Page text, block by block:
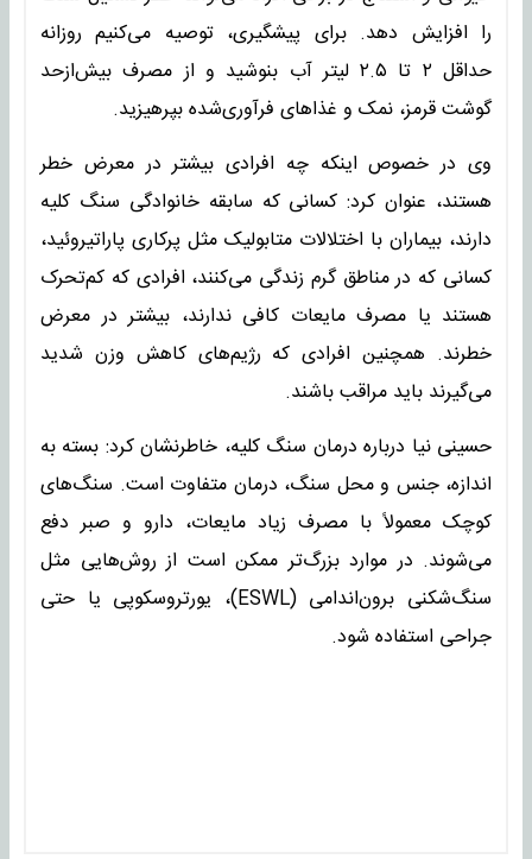
را افزایش دهد. برای پیشگیری، توصیه می‌کنیم روزانه
حداقل ۲ تا ۲.۵ لیتر آب بنوشید و از مصرف بیش‌ازحد
گوشت قرمز، نمک و غذاهای فرآوری‌شده بپرهیزید.
وی در خصوص اینکه چه افرادی بیشتر در معرض خطر
هستند، عنوان کرد: کسانی که سابقه خانوادگی سنگ کلیه
دارند، بیماران با اختلالات متابولیک مثل پرکاری پاراتیروئید،
کسانی که در مناطق گرم زندگی می‌کنند، افرادی که کم‌تحرک
هستند یا مصرف مایعات کافی ندارند، بیشتر در معرض
خطرند. همچنین افرادی که رژیم‌های کاهش وزن شدید
می‌گیرند باید مراقب باشند.
حسینی نیا درباره درمان سنگ کلیه، خاطرنشان کرد: بسته به
اندازه، جنس و محل سنگ، درمان متفاوت است. سنگ‌های
کوچک معمولاً با مصرف زیاد مایعات، دارو و صبر دفع
می‌شوند. در موارد بزرگ‌تر ممکن است از روش‌هایی مثل
سنگ‌شکنی برون‌اندامی (ESWL)، یورتروسکوپی یا حتی
جراحی استفاده شود.